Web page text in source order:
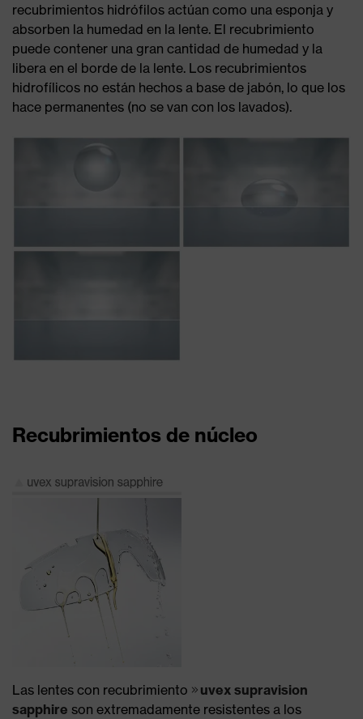
recubrimientos hidrófilos actúan como una esponja y
absorben la humedad en la lente. El recubrimiento
puede contener una gran cantidad de humedad y la
libera en el borde de la lente. Los recubrimientos
hidrofílicos no están hechos a base de jabón, lo que los
hace permanentes (no se van con los lavados).
Recubrimientos de núcleo
Las lentes con recubrimiento
uvex supravision
sapphire son extremadamente resistentes a los